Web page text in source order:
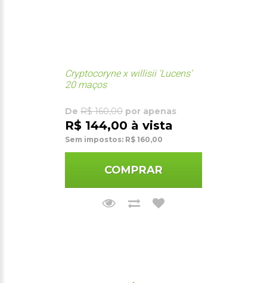
Cryptocoryne x willisii 'Lucens'
20 maços
De R$ 160,00 por apenas
R$ 144,00 à vista
Sem impostos: R$ 160,00
COMPRAR